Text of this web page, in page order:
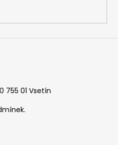
755 01 Vsetín